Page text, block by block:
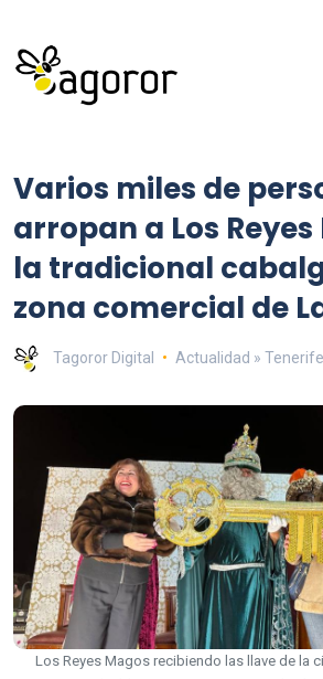
Varios miles de
arropan a Los
la tradicional
zona comercial de
Tagoror Digital Actualidad » Tenerife
Los Reyes Magos recibiendo las llave de la